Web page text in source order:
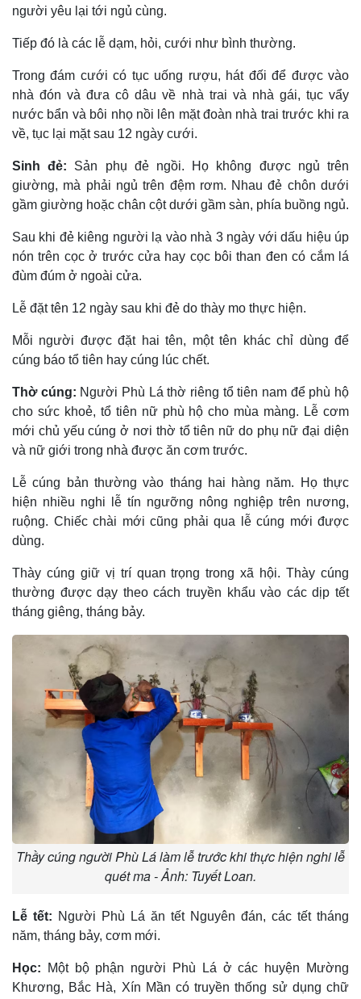
người yêu lại tới ngủ cùng.
Tiếp đó là các lễ dạm, hỏi, cưới như bình thường.
Trong đám cưới có tục uống rượu, hát đối để được vào
nhà đón và đưa cô dâu về nhà trai và nhà gái, tục vẩy
nước bẩn và bôi nhọ nồi lên mặt đoàn nhà trai trước khi ra
về, tục lại mặt sau 12 ngày cưới.
Sinh đẻ: Sản phụ đẻ ngồi. Họ không được ngủ trên
giường, mà phải ngủ trên đệm rơm. Nhau đẻ chôn dưới
gầm giường hoặc chân cột dưới gầm sàn, phía buồng ngủ.
Sau khi đẻ kiêng người lạ vào nhà 3 ngày với dấu hiệu úp
nón trên cọc ở trước cửa hay cọc bôi than đen có cắm lá
đùm đúm ở ngoài cửa.
Lễ đặt tên 12 ngày sau khi đẻ do thày mo thực hiện.
Mỗi người được đặt hai tên, một tên khác chỉ dùng để
cúng báo tổ tiên hay cúng lúc chết.
Thờ cúng: Người Phù Lá thờ riêng tổ tiên nam để phù hộ
cho sức khoẻ, tổ tiên nữ phù hộ cho mùa màng. Lễ cơm
mới chủ yếu cúng ở nơi thờ tổ tiên nữ do phụ nữ đại diện
và nữ giới trong nhà được ăn cơm trước.
Lễ cúng bản thường vào tháng hai hàng năm. Họ thực
hiện nhiều nghi lễ tín ngưỡng nông nghiệp trên nương,
ruộng. Chiếc chài mới cũng phải qua lễ cúng mới được
dùng.
Thày cúng giữ vị trí quan trọng trong xã hội. Thày cúng
thường được dạy theo cách truyền khẩu vào các dịp tết
tháng giêng, tháng bảy.
Thầy cúng người Phù Lá làm lễ trước khi thực hiện nghi lễ
quét ma - Ảnh: Tuyết Loan.
Lễ tết: Người Phù Lá ăn tết Nguyên đán, các tết tháng
năm, tháng bảy, cơm mới.
Học:
Một bộ phận người Phù Lá ở các huyện Mường
Khương, Bắc Hà, Xín Mần có truyền thống sử dụng chữ